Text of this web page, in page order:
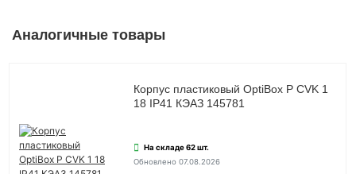
Аналогичные товары
Корпус пластиковый OptiBox P CVK 1
18 IP41 КЭАЗ 145781
На складе 62 шт.
Обновлено 07.08.2026